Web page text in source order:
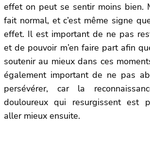
effet on peut se sentir moins bien.
fait normal, et c’est même signe
effet. Il est important de ne pas
et de pouvoir m’en faire part afin
soutenir au mieux dans ces
également important de ne pas
persévérer, car la
douloureux qui resurgissent est
aller mieux ensuite.